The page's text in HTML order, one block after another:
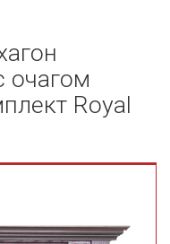
очагом
Royal